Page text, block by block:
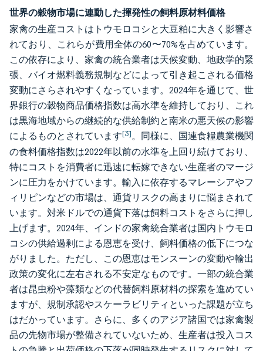
世界の穀物市場に連動した揮発性の飼料原材料価格
家禽の生産コストはトウモロコシと大豆粕に大きく影響さ
れており、これらが費用全体の60〜70%を占めています。
この依存により、家禽の統合業者は天候変動、地政学的緊
張、バイオ燃料義務規制などによって引き起こされる価格
変動にさらされやすくなっています。2024年を通じて、世
界銀行の穀物商品価格指数は高水準を維持しており、これ
は黒海地域からの継続的な供給制約と南米の悪天候の影響
によるものとされています[3]。同様に、国連食糧農業機関
の食料価格指数は2022年以前の水準を上回り続けており、
特にコストを消費者に迅速に転嫁できない生産者のマージ
ンに圧力をかけています。輸入に依存するマレーシアやフ
ィリピンなどの市場は、通貨リスクの高まりに悩まされて
います。対米ドルでの通貨下落は飼料コストをさらに押し
上げます。2024年、インドの家禽統合業者は国内トウモロ
コシの供給過剰による恩恵を受け、飼料価格の低下につな
がりました。ただし、この恩恵はモンスーンの変動や輸出
政策の変化に左右される不安定なものです。一部の統合業
者は昆虫粉や藻類などの代替飼料原材料の探索を進めてい
ますが、規制承認やスケーラビリティといった課題が立ち
はだかっています。さらに、多くのアジア諸国では家禽製
品の先物市場が整備されていないため、生産者は投入コス